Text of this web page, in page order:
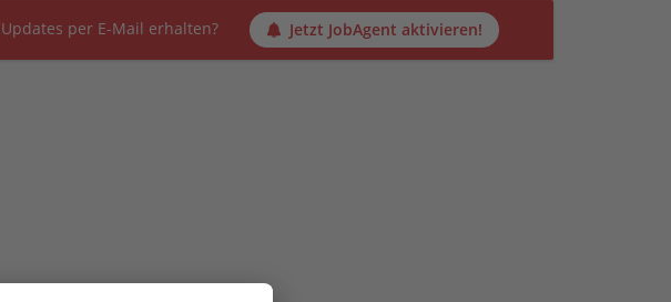
per E-Mail erhalten? Jetzt JobAgent aktivieren!